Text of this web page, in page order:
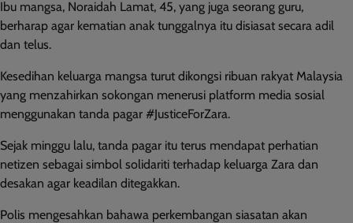
Ibu mangsa, Noraidah Lamat, 45, yang juga seorang guru,
berharap agar kematian anak tunggalnya itu disiasat secara adil
dan telus.
Kesedihan keluarga mangsa turut dikongsi ribuan rakyat Malaysia
yang menzahirkan sokongan menerusi platform media sosial
menggunakan tanda pagar #JusticeForZara.
Sejak minggu lalu, tanda pagar itu terus mendapat perhatian
netizen sebagai simbol solidariti terhadap keluarga Zara dan
desakan agar keadilan ditegakkan.
Polis mengesahkan bahawa perkembangan siasatan akan